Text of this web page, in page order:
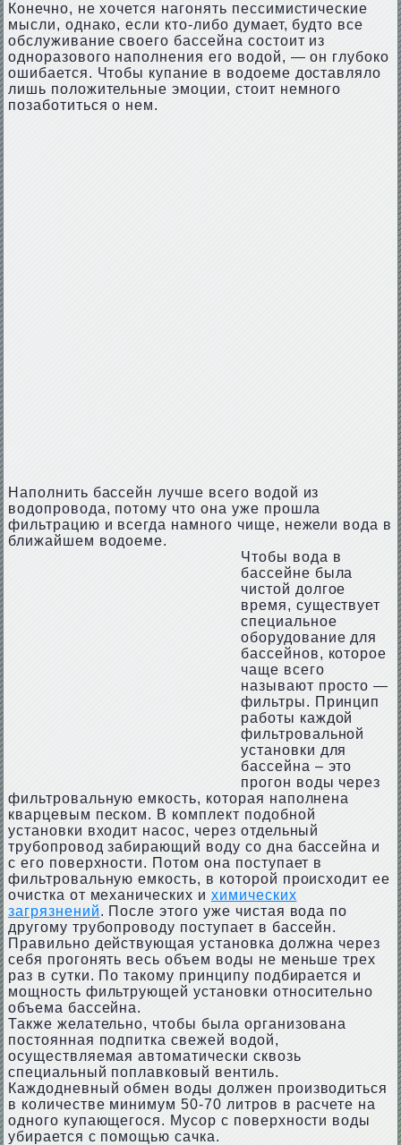
Конечно, не хочется нагонять пессимистические
мысли, однако, если кто-либо думает, будто все
обслуживание своего бассейна состоит из
одноразового наполнения его водой, — он глубоко
ошибается. Чтобы купание в водоеме доставляло
лишь положительные эмоции, стоит немного
позаботиться о нем.
Наполнить бассейн лучше всего водой из
водопровода, потому что она уже прошла
фильтрацию и всегда намного чище, нежели вода в
ближайшем водоеме.
Чтобы вода в
бассейне была
чистой долгое
время, существует
специальное
оборудование для
бассейнов, которое
чаще всего
называют просто —
фильтры. Принцип
работы каждой
фильтровальной
установки для
бассейна – это
прогон воды через
фильтровальную емкость, которая наполнена
кварцевым песком. В комплект подобной
установки входит насос, через отдельный
трубопровод забирающий воду со дна бассейна и
с его поверхности. Потом она поступает в
фильтровальную емкость, в которой происходит ее
очистка от механических и химических
загрязнений. После этого уже чистая вода по
другому трубопроводу поступает в бассейн.
Правильно действующая установка должна через
себя прогонять весь объем воды не меньше трех
раз в сутки. По такому принципу подбирается и
мощность фильтрующей установки относительно
объема бассейна.
Также желательно, чтобы была организована
постоянная подпитка свежей водой,
осуществляемая автоматически сквозь
специальный поплавковый вентиль.
Каждодневный обмен воды должен производиться
в количестве минимум 50-70 литров в расчете на
одного купающегося. Мусор с поверхности воды
убирается с помощью сачка.